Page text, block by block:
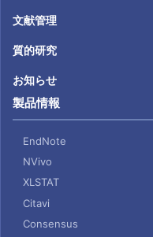
文献管理
質的研究
お知らせ
製品情報
EndNote
NVivo
XLSTAT
Citavi
Consensus